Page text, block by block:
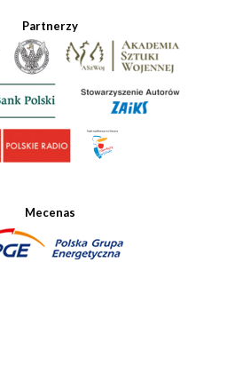
Partnerzy
Mecenas